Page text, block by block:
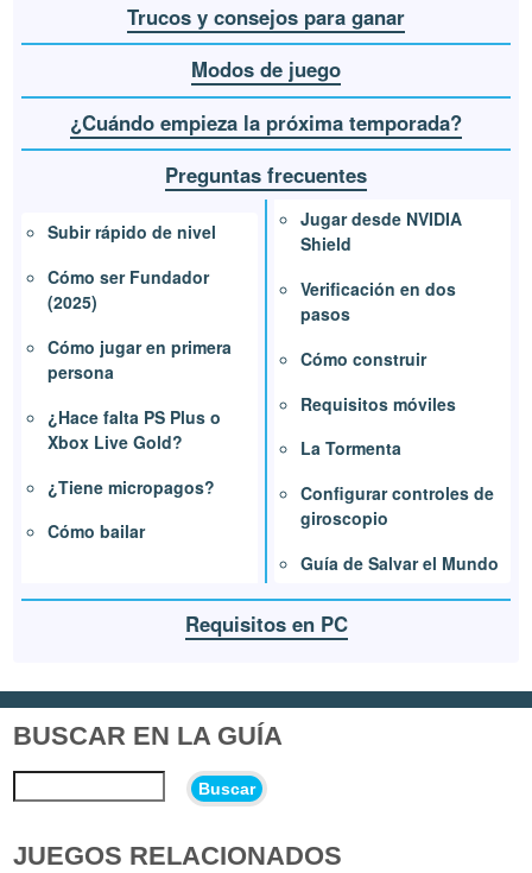
Trucos y consejos para ganar
Modos de juego
¿Cuándo empieza la próxima temporada?
Preguntas frecuentes
Subir rápido de nivel
Cómo ser Fundador
(2025)
Cómo jugar en primera
persona
¿Hace falta PS Plus o
Xbox Live Gold?
¿Tiene micropagos?
Cómo bailar
Jugar desde NVIDIA
Shield
Verificación en dos
pasos
Cómo construir
Requisitos móviles
La Tormenta
Configurar controles de
giroscopio
Guía de Salvar el Mundo
Requisitos en PC
BUSCAR EN LA GUÍA
Buscar
JUEGOS RELACIONADOS